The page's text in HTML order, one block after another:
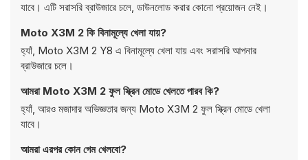
যাবে। এটি সরাসরি ব্রাউজারে চলে, ডাউনলোড করার কোনো প্রয়োজন নেই।
Moto X3M 2 কি বিনামূল্যে খেলা যায়?
হ্যাঁ, Moto X3M 2 Y8 এ বিনামূল্যে খেলা যায় এবং সরাসরি আপনার
ব্রাউজারে চলে।
আমরা Moto X3M 2 ফুল স্ক্রিন মোডে খেলতে পারব কি?
হ্যাঁ, আরও মজাদার অভিজ্ঞতার জন্য Moto X3M 2 ফুল স্ক্রিন মোডে খেলা
যাবে।
আমরা এরপর কোন গেম খেলবো?